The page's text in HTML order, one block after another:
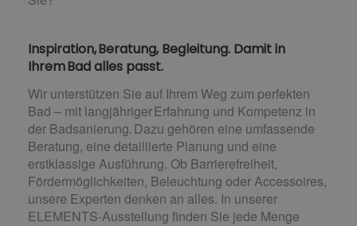
Inspiration, Beratung, Begleitung. Damit in
Ihrem Bad alles passt.
Wir unterstützen Sie auf Ihrem Weg zum perfekten
Bad – mit langjähriger Erfahrung und Kompetenz in
der Badsanierung. Dazu gehören eine umfassende
Beratung, eine detaillierte Planung und eine
erstklassige Ausführung. Ob Barrierefreiheit,
Fördermöglichkeiten, Beleuchtung oder Accessoires,
unsere Experten denken an alles. In unserer
ELEMENTS-Ausstellung finden Sie jede Menge